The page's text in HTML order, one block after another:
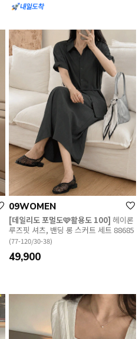
09WOMEN
[데일리도 포멀도🩷활용도 100] 헤이론
루즈핏 셔츠, 밴딩 롱 스커트 세트 88685
(77-120/30-38)
49,900